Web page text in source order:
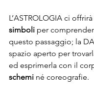
L’ASTROLOGIA ci offrirà
simboli per
questo passaggio; la
spazio aperto per
ed esprimerla con il
schemi né coreografie.